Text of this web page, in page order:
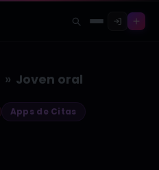
» Joven oral
Apps de Citas